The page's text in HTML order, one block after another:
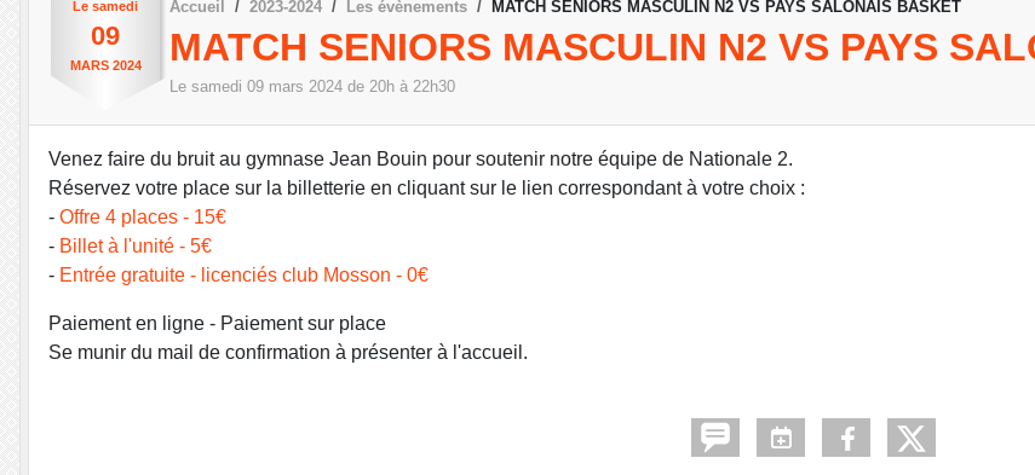
Le samedi
09
MARS 2024
Accueil 2023-2024 Les évènements MATCH SENIORS MASCULIN N2 VS PAYS SALONAIS BASKET
MATCH SENIORS MASCULIN N2 VS PAYS
Le samedi 09 mars 2024 de 20h à 22h30
Venez faire du bruit au gymnase Jean Bouin pour soutenir notre équipe de Nationale 2.
Réservez votre place sur la billetterie en cliquant sur le lien correspondant à votre choix :
- Offre 4 places - 15€
- Billet à l'unité - 5€
- Entrée gratuite - licenciés club Mosson - 0€
Paiement en ligne - Paiement sur place
Se munir du mail de confirmation à présenter à l'accueil.